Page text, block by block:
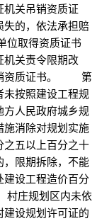
关吊销资质证
的，依法承担赔
取得资质证书
机关责令限期改
销资质证书。 第
按照建设工程规
人民政府城乡规
消除对规划实施
之五以上百分之十
，限期拆除，不能
设工程造价百分
庄规划区内未依
设规划许可证的